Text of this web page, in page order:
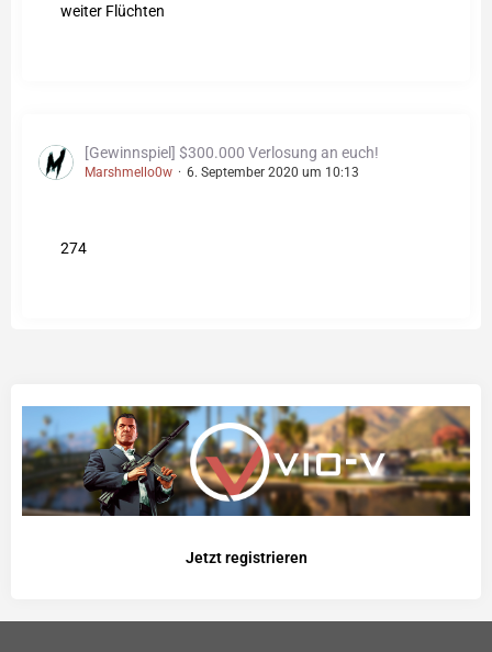
weiter Flüchten
[Gewinnspiel] $300.000 Verlosung an euch!
Marshmello0w 6. September 2020 um 10:13
274
Jetzt registrieren